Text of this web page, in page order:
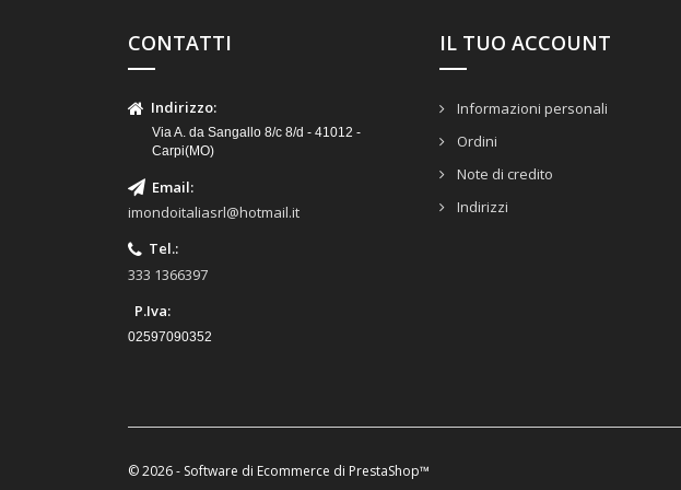
CONTATTI
Indirizzo:
Via A. da Sangallo 8/c 8/d - 41012 -
Carpi(MO)
Email:
imondoitaliasrl@hotmail.it
Tel.:
333 1366397
P.Iva:
02597090352
IL TUO ACCOUNT
Informazioni personali
Ordini
Note di credito
Indirizzi
© 2026 - Software di Ecommerce di PrestaShop™